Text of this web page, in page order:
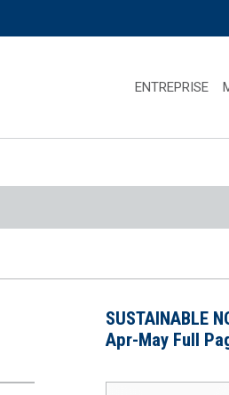
ENTREPRISE
SUSTAINABLE
Apr-May Full